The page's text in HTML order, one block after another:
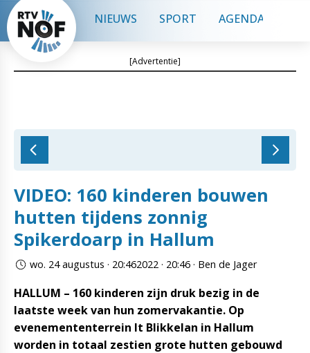
NIEUWS SPORT AGENDA
[Advertentie]
VIDEO: 160 kinderen bouwen
hutten tijdens zonnig
Spikerdoarp in Hallum
wo. 24 augustus · 20:462022 · 20:46 · Ben de Jager
HALLUM – 160 kinderen zijn druk bezig in de
laatste week van hun zomervakantie. Op
evenemententerrein It Blikkelan in Hallum
worden in totaal zestien grote hutten gebouwd